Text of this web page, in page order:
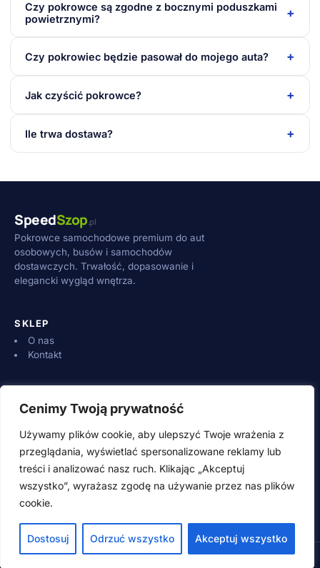
Cenimy Twoją prywatność
Używamy plików cookie, aby ulepszyć Twoje wrażenia z
przeglądania, wyświetlać spersonalizowane reklamy lub
treści i analizować nasz ruch. Klikając „Akceptuj
wszystko”, wyrażasz zgodę na używanie przez nas plików
cookie.
Dostosuj Odrzuć wszystko Akceptuj wszystko
Czy pokrowce są zgodne z bocznymi poduszkami
powietrznymi?
+
Czy pokrowiec będzie pasował do mojego auta? +
Jak czyścić pokrowce? +
Ile trwa dostawa? +
SpeedSzop.pl
Pokrowce samochodowe premium do aut
osobowych, busów i samochodów
dostawczych. Trwałość, dopasowanie i
elegancki wygląd wnętrza.
SKLEP
O nas
Kontakt
Dostawa i płatności
Zwroty i reklamacje
Regulamin
KONTAKT
500 600 700 (pn–pt 8:00–16:00)